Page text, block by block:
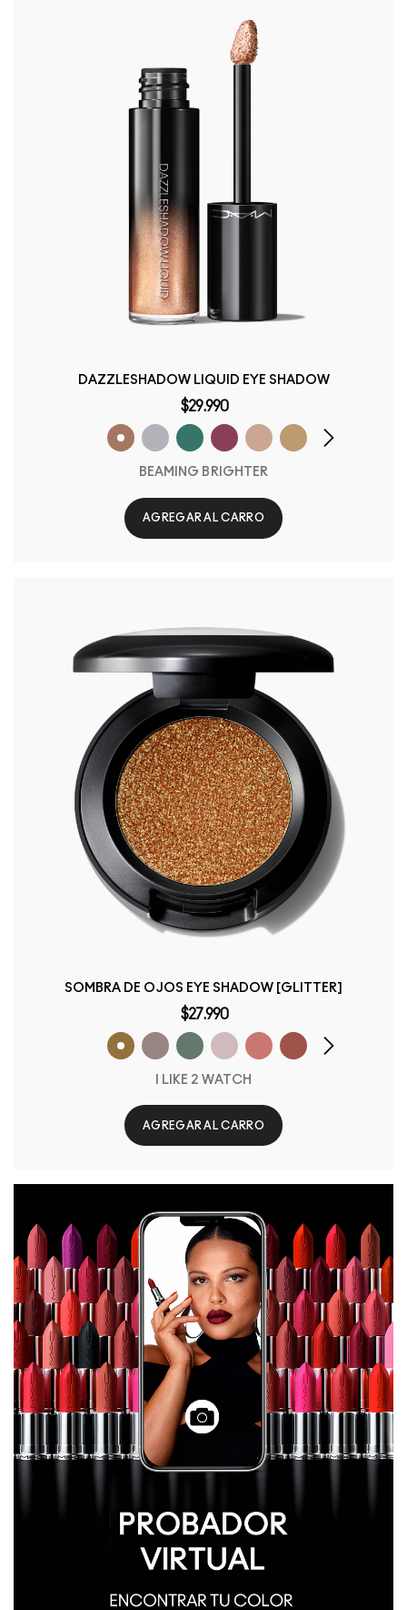
DAZZLESHADOW LIQUID EYE SHADOW
$29.990
BEAMING BRIGHTER
AGREGAR AL CARRO
SOMBRA DE OJOS EYE SHADOW [GLITTER]
$27.990
I LIKE 2 WATCH
AGREGAR AL CARRO